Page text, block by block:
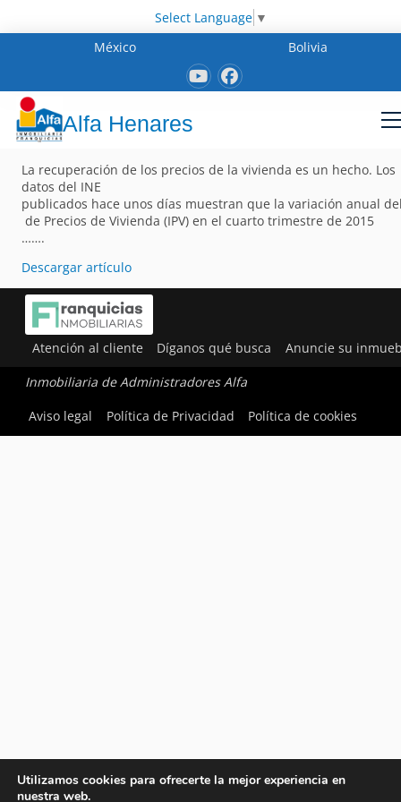
Select Language ▼
México
Bolivia
Alfa Henares
La recuperación de los precios de la vivienda es un hecho. Los
datos del INE
publicados hace unos días muestran que la variación anual
de Precios de Vivienda (IPV) en el cuarto trimestre de 2015
…….
Descargar artículo
Atención al cliente Díganos qué busca Anuncie su
Inmobiliaria de Administradores Alfa
Aviso legal
Política de Privacidad Política de cookies
Utilizamos cookies para ofrecerte la mejor experiencia en
nuestra web.